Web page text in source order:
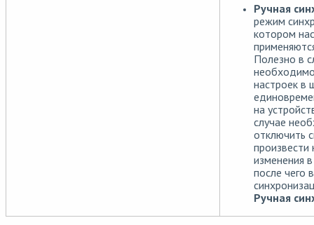
Ручная
режим
котором
Полезно в
настроек в
на
случае
отключить
изменения
после чего
Ручная